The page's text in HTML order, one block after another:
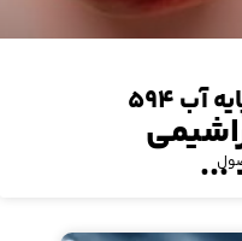
۵۹۴
...